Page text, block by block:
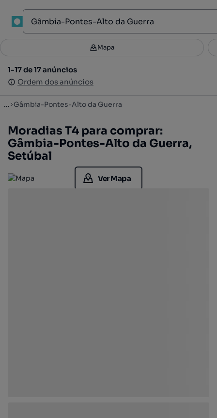
Filtros 3
1-17 de 17 anúncios
Ordem dos anúncios
Mapa
1-17 de 17 anúncios
Ordem dos anúncios
... Gâmbia-Pontes-Alto da Guerra
Moradias T4 para comprar:
Gâmbia-Pontes-Alto da Guerra,
Setúbal
Ver Mapa